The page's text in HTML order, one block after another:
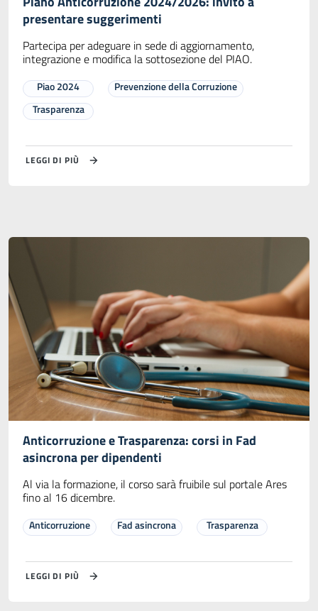
presentare suggerimenti
Partecipa per adeguare in sede di aggiornamento,
integrazione e modifica la sottosezione del PIAO.
Piao 2024
Prevenzione della Corruzione
Trasparenza
LEGGI DI PIÙ
Anticorruzione e Trasparenza: corsi in Fad
asincrona per dipendenti
Al via la formazione, il corso sarà fruibile sul portale Ares
fino al 16 dicembre.
Anticorruzione Fad asincrona Trasparenza
LEGGI DI PIÙ